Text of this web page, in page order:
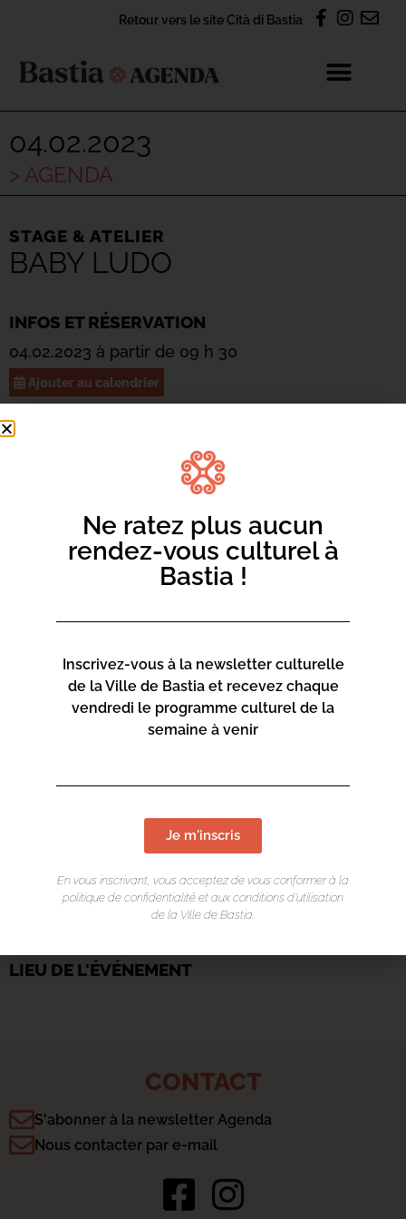
Retour vers le site Cità di Bastia
04.02.2023
> AGENDA
STAGE & ATELIER
BABY LUDO
INFOS ET RÉSERVATION
04.02.2023 à partir de 09 h 30
Ajouter au calendrier
Moins de 3 ans – Entrée libre
A Ludoteca di Bastia si stalla à a Mediateca di u Centru
Una campa per i più chjuchi è e so famiglie !
Renseignements et inscriptions au 04 95 58 46 05 ou
LIEU DE L'ÉVÉNEMENT
CONTACT
S'abonner à la newsletter Agenda
Nous contacter par e-mail
Ne ratez plus aucun
rendez-vous culturel à
Bastia !
Inscrivez-vous à la newsletter culturelle
de la Ville de Bastia et recevez chaque
vendredi le programme culturel de la
semaine à venir
Je m'inscris
En vous inscrivant, vous acceptez de vous conformer à la
politique de confidentialité et aux conditions d’utilisation
de la Ville de Bastia.